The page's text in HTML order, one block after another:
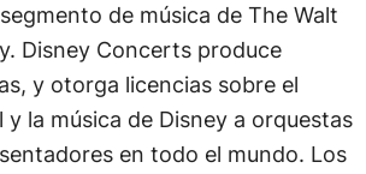
de música de The Walt
Disney Concerts produce
y otorga licencias sobre el
la música de Disney a orquestas
en todo el mundo. Los